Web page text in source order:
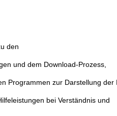
den
und dem Download-Prozess,
Programmen zur Darstellung der
bei Verständnis und